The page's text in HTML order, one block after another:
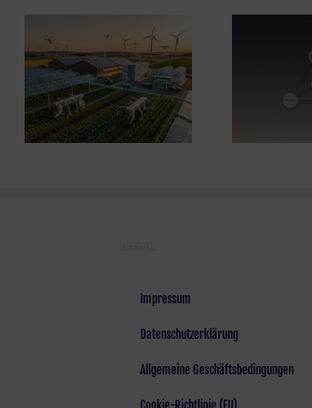
Design ist keine
Kosmetik.
Impressum
Datenschutzerklärung
Allgemeine Geschäftsbedingungen
Cookie-Richtlinie (EU)